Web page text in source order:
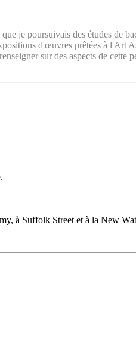
je poursuivais des études de
d'œuvres prêtées à l'Art
sur des aspects de cette
à Suffolk Street et à la New